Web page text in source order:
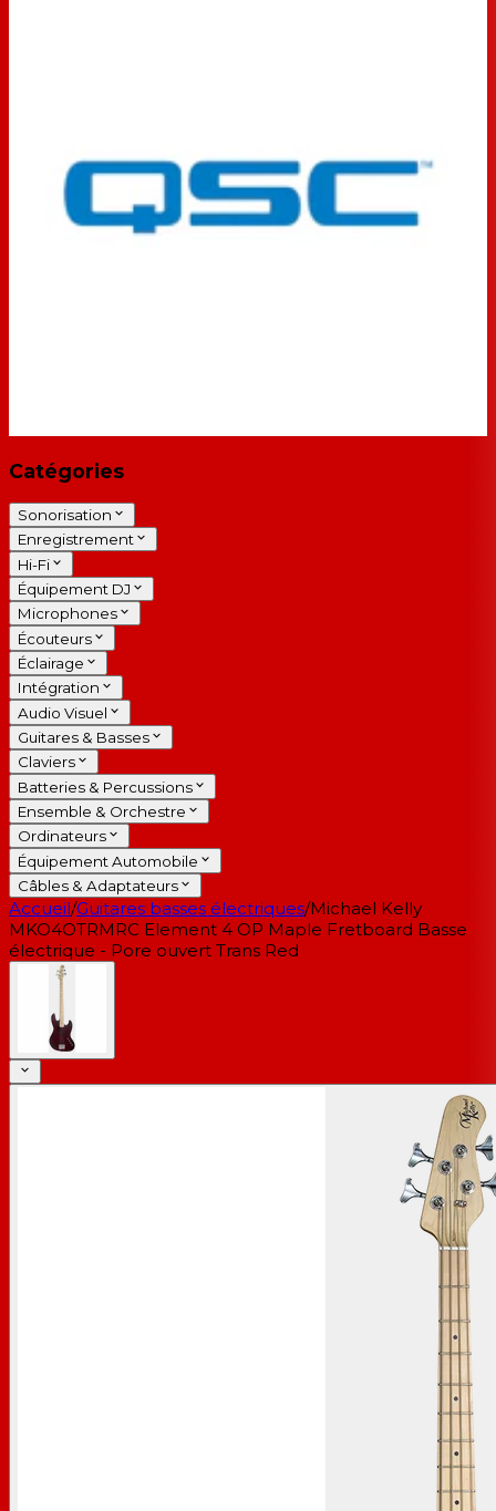
Catégories
Sonorisation
Enregistrement
Hi-Fi
Équipement DJ
Microphones
Écouteurs
Éclairage
Intégration
Audio Visuel
Guitares & Basses
Claviers
Batteries & Percussions
Ensemble & Orchestre
Ordinateurs
Équipement Automobile
Câbles & Adaptateurs
Accueil/Guitares basses électriques/Michael Kelly
MKO4OTRMRC Element 4 OP Maple Fretboard Basse
électrique - Pore ouvert Trans Red